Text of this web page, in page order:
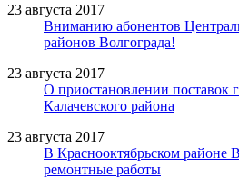
23 августа 2017
Вниманию абонентов
районов Волгограда!
23 августа 2017
О приостановлении поставок
Калачевского района
23 августа 2017
В Краснооктябрьском районе
ремонтные работы